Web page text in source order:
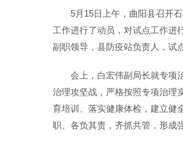
5月15日上午，曲阳县召开
工作进行了动员，对试点工作进
副职领导，县防疫站负责人，试
会上，白宏伟副局长就专项
治理攻坚战，严格按照专项治理
育培训、落实健康体检，建立健
职、各负其责，齐抓共管，形成